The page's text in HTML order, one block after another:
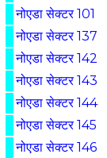
नोएडा सेक्टर 101
नोएडा सेक्टर 137
नोएडा सेक्टर 142
नोएडा सेक्टर 143
नोएडा सेक्टर 144
नोएडा सेक्टर 145
नोएडा सेक्टर 146